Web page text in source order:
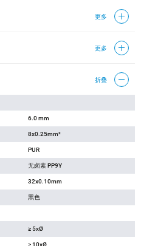
更多
更多
折叠
6.0 mm
8x0.25mm²
PUR
无卤素 PP9Y
32x0.10mm
黑色
≥ 5xØ